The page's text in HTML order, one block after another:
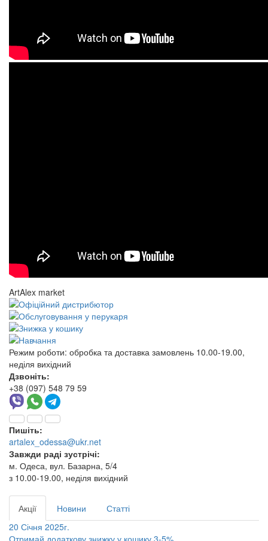
ArtAlex market
Режим роботи: обробка та доставка замовлень 10.00-19.00,
неділя вихідний
Дзвоніть:
+38 (097) 548 79 59
Пишіть:
artalex_odessa@ukr.net
Завжди раді зустрічі:
м. Одеса, вул. Базарна, 5/4
з 10.00-19.00, неділя вихідний
Акції Новини
Статті
20 Січня 2025г.
Отримай додаткову знижку у кошику 3-5%